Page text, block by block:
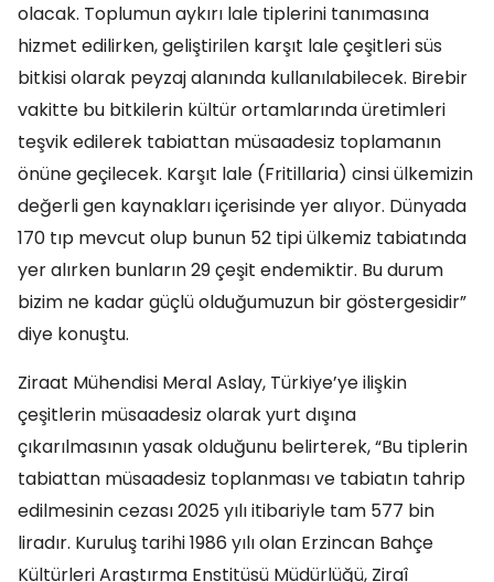
olacak. Toplumun aykırı lale tiplerini tanımasına
hizmet edilirken, geliştirilen karşıt lale çeşitleri süs
bitkisi olarak peyzaj alanında kullanılabilecek. Birebir
vakitte bu bitkilerin kültür ortamlarında üretimleri
teşvik edilerek tabiattan müsaadesiz toplamanın
önüne geçilecek. Karşıt lale (Fritillaria) cinsi ülkemizin
değerli gen kaynakları içerisinde yer alıyor. Dünyada
170 tıp mevcut olup bunun 52 tipi ülkemiz tabiatında
yer alırken bunların 29 çeşit endemiktir. Bu durum
bizim ne kadar güçlü olduğumuzun bir göstergesidir”
diye konuştu.
Ziraat Mühendisi Meral Aslay, Türkiye’ye ilişkin
çeşitlerin müsaadesiz olarak yurt dışına
çıkarılmasının yasak olduğunu belirterek, “Bu tiplerin
tabiattan müsaadesiz toplanması ve tabiatın tahrip
edilmesinin cezası 2025 yılı itibariyle tam 577 bin
liradır. Kuruluş tarihi 1986 yılı olan Erzincan Bahçe
Kültürleri Araştırma Enstitüsü Müdürlüğü, Ziraî